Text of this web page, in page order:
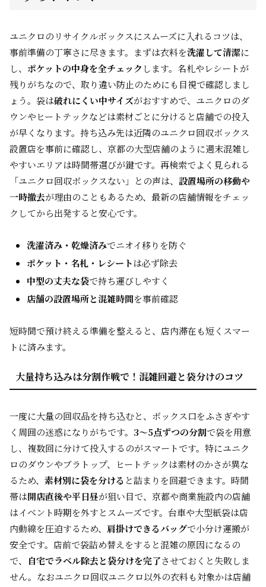
ユニクロのリサイクルボックスにスムーズに入れるコツは、
事前準備の丁寧さに尽きます。まずは衣料を洗濯して清潔に
し、 ポケットの中身を全チェック します。名札やレシートが
残りがちなので、取り違い防止のためにも目視で確認しまし
ょう。袋は破れにくい中サイズがおすすめで、ユニクロのダ
ウンやヒートテックなどは素材ごとに分けると店舗での投入
が早くなります。持ち込み先は近隣のユニクロ回収ボックス
設置店を事前に確認し、京都の大型店舗のように週末混雑し
やすいエリアは時間帯選びが鍵です。再検索でよく見られる
「ユニクロ回収ボックスない」との声は、 設置場所の移動や
一時撤去が理由のこともあるため、最新の店舗情報をチェッ
クしてから出発すると安心です。
洗濯済み・乾燥済みでニオイ移りを防ぐ
ポケット・名札・レシートは必ず除去
中型の丈夫な袋で持ち運びしやすく
店舗の設置場所と混雑時間を事前確認
短時間で預け終える準備を整えると、店内滞在も短くスマー
トに済みます。
大量持ち込みは分割作戦で！混雑回避と袋分けのコツ
一度に大量の回収品を持ち込むと、ボックス口をふさぎやす
く周囲の迷惑になりがちです。 3～5点ずつの分割で袋を用意
し、複数回に分けて投入するのがスマートです。特にユニク
ロのダウンやブラトップ、ヒートテックは素材のかさが異な
るため、 素材別に袋を分ける と詰まりを回避できます。時間
帯は開店直後や平日昼が狙い目で、京都や商業施設内の店舗
はイベント時期を外すとスムーズです。台車や大型紙袋は店
内動線を圧迫するため、 肩掛けできるバッグで小分け運搬が
安全です。店前で袋詰め替えをすると混雑の原因になるの
で、
自宅でラベル除去と袋分けを完了させておくと失敗しま
せん。なおユニクロ回収ユニクロ以外の衣料も対象かは店舗